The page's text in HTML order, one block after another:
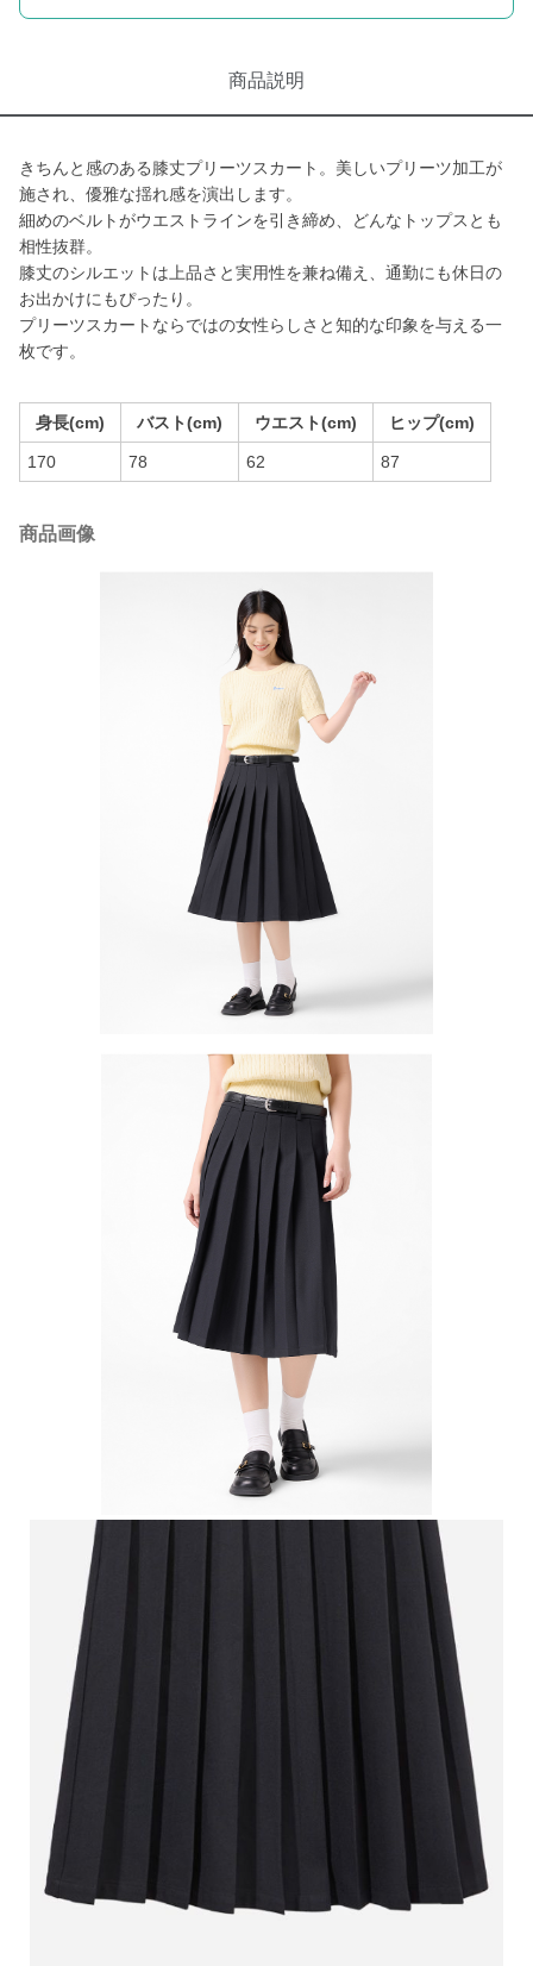
商品説明
きちんと感のある膝丈プリーツスカート。美しいプリーツ加工が
施され、優雅な揺れ感を演出します。
細めのベルトがウエストラインを引き締め、どんなトップスとも
相性抜群。
膝丈のシルエットは上品さと実用性を兼ね備え、通勤にも休日の
お出かけにもぴったり。
プリーツスカートならではの女性らしさと知的な印象を与える一
枚です。
身長(cm) バスト(cm) ウエスト(cm) ヒップ(cm)
170 78 62 87
商品画像